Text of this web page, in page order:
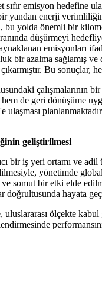
sıfır emisyon hedefine
yandan enerji
yolda önemli bir
düşürmeyi
emisyonları
bir azalma sağlamış
Bu sonuçlar,
çalışmalarının
de geri dönüşüme
ulaşması
geliştirilmesi
bir iş yeri ortamı ve
yönetimde
ve somut bir etki elde
doğrultusunda hayata
ölçekte